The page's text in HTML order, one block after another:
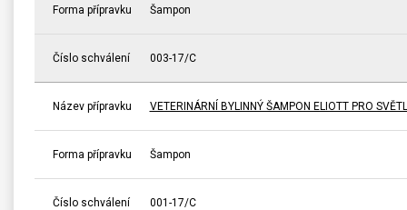
Forma přípravku Šampon
Číslo schválení 003-17/C
Název přípravku VETERINÁRNÍ BYLINNÝ ŠAMPON ELIOTT PRO
Forma přípravku Šampon
Číslo schválení 001-17/C